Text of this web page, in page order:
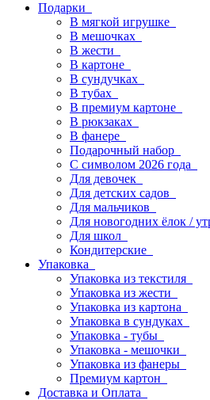
Подарки
В мягкой игрушке
В мешочках
В жести
В картоне
В сундучках
В тубах
В премиум картоне
В рюкзаках
В фанере
Подарочный набор
С символом 2026 года
Для девочек
Для детских садов
Для мальчиков
Для новогодних ёлок /
Для школ
Кондитерские
Упаковка
Упаковка из текстиля
Упаковка из жести
Упаковка из картона
Упаковка в сундуках
Упаковка - тубы
Упаковка - мешочки
Упаковка из фанеры
Премиум картон
Доставка и Оплата